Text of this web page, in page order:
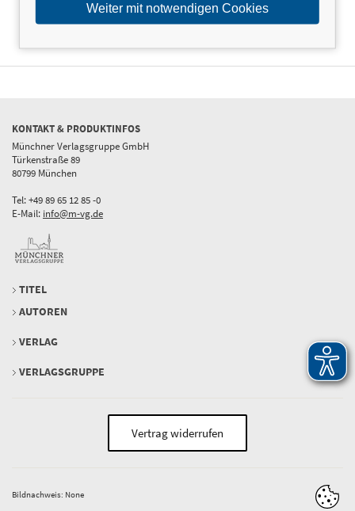
KONTAKT & PRODUKTINFOS
Münchner Verlagsgruppe GmbH
Türkenstraße 89
80799 München
Tel: +49 89 65 12 85 -0
E-Mail: info@m-vg.de
TITEL
AUTOREN
VERLAG
VERLAGSGRUPPE
Vertrag widerrufen
Bildnachweis: None
Weiter mit notwendigen Cookies